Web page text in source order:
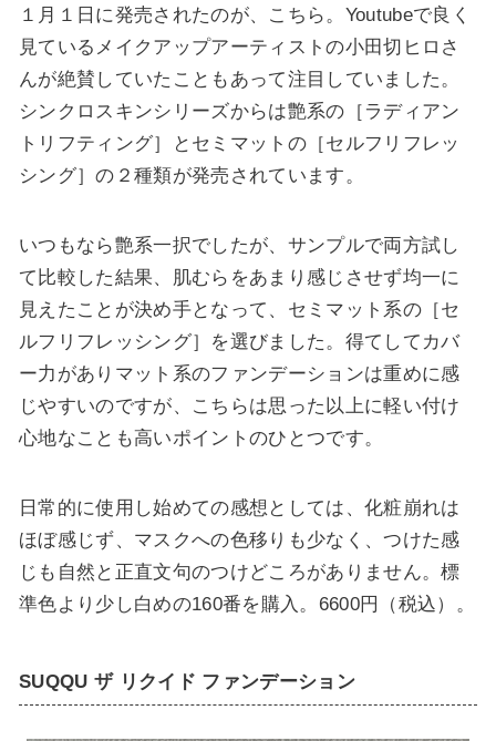
１月１日に発売されたのが、こちら。Youtubeで良く
見ているメイクアップアーティストの小田切ヒロさ
んが絶賛していたこともあって注目していました。
シンクロスキンシリーズからは艶系の［ラディアン
トリフティング］とセミマットの［セルフリフレッ
シング］の２種類が発売されています。
いつもなら艶系一択でしたが、サンプルで両方試し
て比較した結果、 肌むらをあまり感じさせず均一に
見えたことが決め手となって、 セミマット系の［セ
ルフリフレッシング］ を選びました。得てしてカバ
ー力がありマット系のファンデーションは重めに感
じやすいのですが、こちらは思った以上に軽い付け
心地なことも高いポイントのひとつです。
日常的に使用し始めての感想としては、化粧崩れは
ほぼ感じず、 マスクへの色移りも少なく、つけた感
じも自然 と正直文句のつけどころがありません。標
準色より少し白めの160番を購入。6600円（税込）。
SUQQU ザ リクイド ファンデーション